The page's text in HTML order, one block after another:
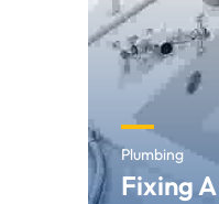
Plumbing
Fixing